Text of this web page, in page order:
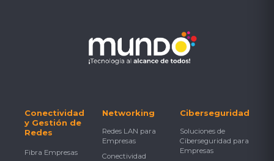
Conectividad
y Gestión de
Redes
Fibra Empresas
Networking
Redes LAN para
Empresas
Conectividad
Ciberseguridad
Soluciones de
Ciberseguridad para
Empresas